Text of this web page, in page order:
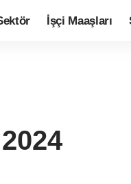
İşçi Maaşları